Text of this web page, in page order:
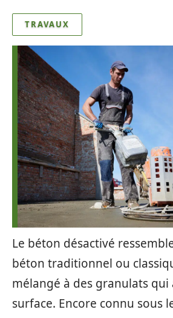
TRAVAUX
Le béton désactivé
béton traditionnel ou
mélangé à des granulats
surface. Encore connu sous